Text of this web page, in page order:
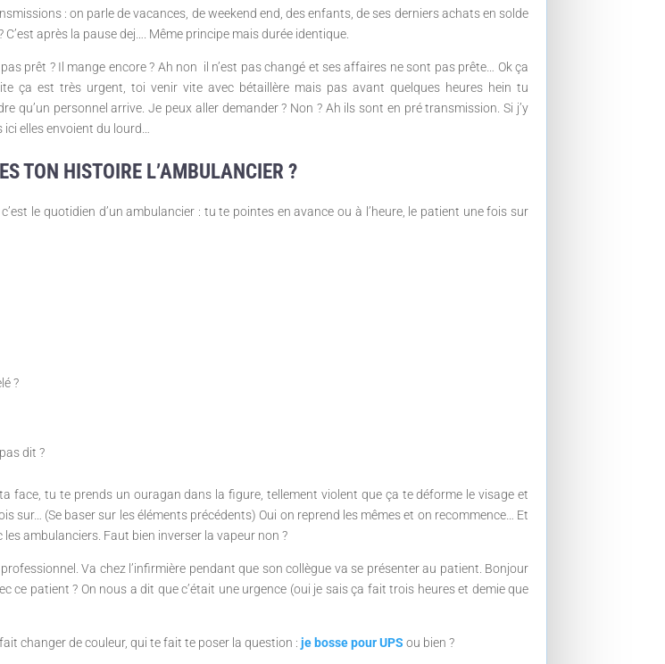
: on parle de vacances, de weekend end, des enfants, de ses derniers achats en solde
après la pause dej…. Même principe mais durée identique.
prêt ? Il mange encore ? Ah non il n’est pas changé et ses affaires ne sont pas prête… Ok ça
ça est très urgent, toi venir vite avec bétaillère mais pas avant quelques heures hein tu
qu’un personnel arrive. Je peux aller demander ? Non ? Ah ils sont en pré transmission. Si j’y
elles envoient du lourd…
TON HISTOIRE L’AMBULANCIER ?
le quotidien d’un ambulancier : tu te pointes en avance ou à l’heure, le patient une fois sur
?
dit ?
face, tu te prends un ouragan dans la figure, tellement violent que ça te déforme le visage et
sur… (Se baser sur les éléments précédents) Oui on reprend les mêmes et on recommence… Et
ambulanciers. Faut bien inverser la vapeur non ?
Va chez l’infirmière pendant que son collègue va se présenter au patient. Bonjour
ce patient ? On nous a dit que c’était une urgence (oui je sais ça fait trois heures et demie que
changer de couleur, qui te fait te poser la question : je bosse pour UPS ou bien ?